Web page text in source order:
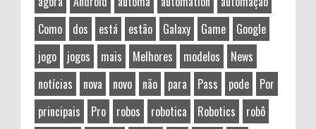
Como
dos está estão Galaxy Game
Google
jogo
jogos mais Melhores modelos
News
notícias
nova novo não para Pass pode
Por
principais
Pro robos robotica Robotics
robô